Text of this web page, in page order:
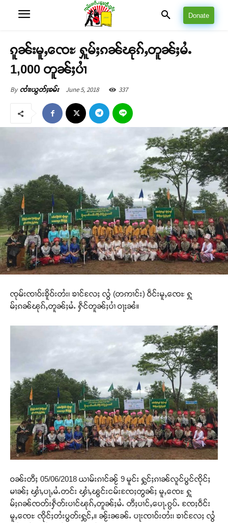
Donate
ၵူၼ်းမူႇၸေႊ ႁူမ်ႈၵၼ်ၽုၵ်ႇတူၼ်ႈမႆႉ
1,000 တူၼ်ႈပၢႆ
By ၸၢႆးယွတ်ႈၶမ်း June 5, 2018 337
ၸုမ်းၸၢဝ်းၶိူဝ်းတႆး၊ ၶၢင်လႄႈ လွႆ (တဢၢင်း) ဝဵင်းမူႇၸေႊ ႁူ
မ်ႈၵၼ်ၽုၵ်ႇတူၼ်ႈမႆႉ ႁဵင်တူၼ်ႈပၢႆ ဝႃႈၼႆ။
ဝၼ်းတီႈ 05/06/2018 ယၢမ်းၵၢင်ၼႂ် 9 မူင်း ႁွင်ႈၵၢၼ်လူင်ပွင်ၸိုင်ႈ
မၢၼ်ႈ ၾၢႆႇပႃႇမႆႉတင်း ၾၢႆႇၽွင်းငမ်းၸႄႈတွၼ်ႈ မူႇၸေႊ ႁူ
မ်ႈၵၼ်ၸတ်းႁဵတ်းပၢင်ၽုၵ်ႇတူၼ်ႈမႆႉ တီႈပၢင်ႇပေႃႉၵွပ်ႉ ၸႄႈဝဵင်း
မူႇၸေႊ ၸိုင်ႈတႆးပွတ်းႁွင်ႇ။ ၼႂ်းၼၼ်ႉ ပႃးၸၢဝ်းတႆး၊ ၶၢင်လႄႈ လွႆ